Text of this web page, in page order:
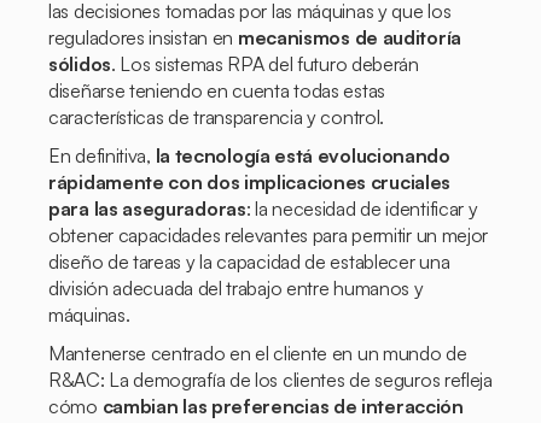
las decisiones tomadas por las máquinas y que los
reguladores insistan en mecanismos de auditoría
sólidos. Los sistemas RPA del futuro deberán
diseñarse teniendo en cuenta todas estas
características de transparencia y control.
En definitiva, la tecnología está evolucionando
rápidamente con dos implicaciones cruciales
para las aseguradoras: la necesidad de identificar y
obtener capacidades relevantes para permitir un mejor
diseño de tareas y la capacidad de establecer una
división adecuada del trabajo entre humanos y
máquinas.
Mantenerse centrado en el cliente en un mundo de
R&AC: La demografía de los clientes de seguros refleja
cómo cambian las preferencias de interacción